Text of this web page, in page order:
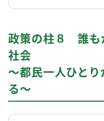
政策の柱８ 誰も
社会
～都民一人ひと
る～